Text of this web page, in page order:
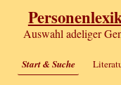
Auswahl adeliger
Start & Suche